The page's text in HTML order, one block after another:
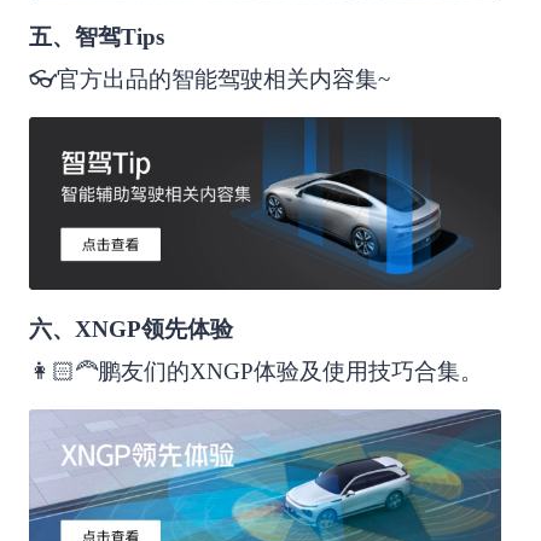
五、智驾Tips
👓官方出品的智能驾驶相关内容集~
六、XNGP领先体验
👩🏻‍🦰鹏友们的XNGP体验及使用技巧合集。